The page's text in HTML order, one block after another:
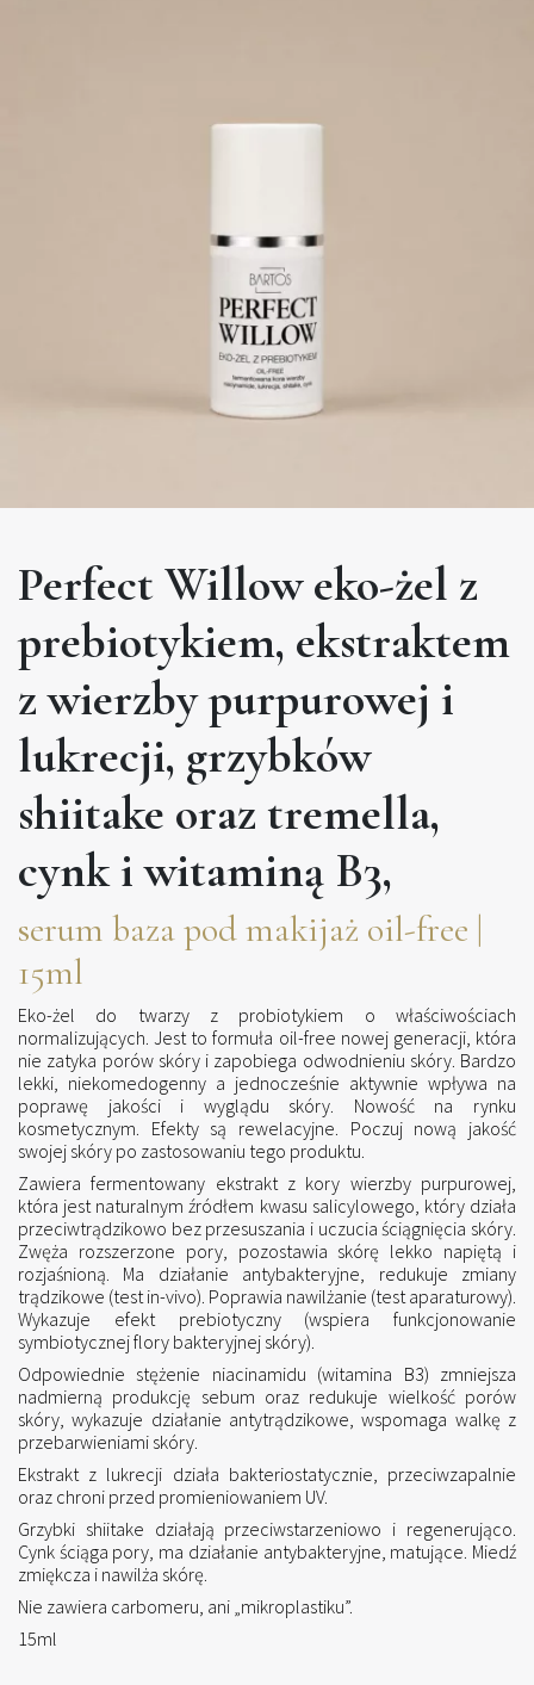
Perfect Willow eko-żel z
prebiotykiem, ekstraktem
z wierzby purpurowej i
lukrecji, grzybków
shiitake oraz tremella,
cynk i witaminą B3,
serum baza pod makijaż oil-free |
15ml
Eko-żel do twarzy z probiotykiem o właściwościach
normalizujących. Jest to formuła oil-free nowej generacji, która
nie zatyka porów skóry i zapobiega odwodnieniu skóry. Bardzo
lekki, niekomedogenny a jednocześnie aktywnie wpływa na
poprawę jakości i wyglądu skóry. Nowość na rynku
kosmetycznym. Efekty są rewelacyjne. Poczuj nową jakość
swojej skóry po zastosowaniu tego produktu.
Zawiera fermentowany ekstrakt z kory wierzby purpurowej,
która jest naturalnym źródłem kwasu salicylowego, który działa
przeciwtrądzikowo bez przesuszania i uczucia ściągnięcia skóry.
Zwęża rozszerzone pory, pozostawia skórę lekko napiętą i
rozjaśnioną. Ma działanie antybakteryjne, redukuje zmiany
trądzikowe (test in-vivo). Poprawia nawilżanie (test aparaturowy).
Wykazuje efekt prebiotyczny (wspiera funkcjonowanie
symbiotycznej flory bakteryjnej skóry).
Odpowiednie stężenie niacinamidu (witamina B3) zmniejsza
nadmierną produkcję sebum oraz redukuje wielkość porów
skóry, wykazuje działanie antytrądzikowe, wspomaga walkę z
przebarwieniami skóry.
Ekstrakt z lukrecji działa bakteriostatycznie, przeciwzapalnie
oraz chroni przed promieniowaniem UV.
Grzybki shiitake działają przeciwstarzeniowo i regenerująco.
Cynk ściąga pory, ma działanie antybakteryjne, matujące. Miedź
zmiękcza i nawilża skórę.
Nie zawiera carbomeru, ani „mikroplastiku”.
15ml